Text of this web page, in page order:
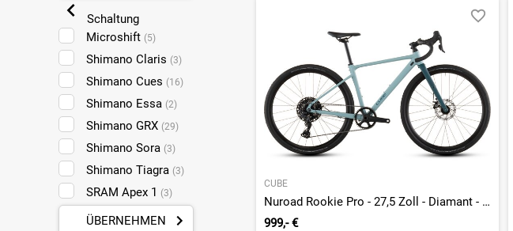
Schaltung
Microshift (5)
Shimano Claris (3)
Shimano Cues (16)
Shimano Essa (2)
Shimano GRX (29)
Shimano Sora (3)
Shimano Tiagra (3)
SRAM Apex 1 (3)
ÜBERNEHMEN
CUBE
Nuroad Rookie Pro - 27,5 Zoll - Diamant - 2026
999,- €